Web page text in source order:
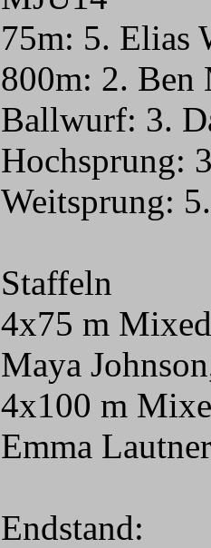
75m: 5. Elias
800m: 2. Ben
Ballwurf: 3.
Hochsprung:
Weitsprung:
Staffeln
4x75 m
Maya
4x100 m
Emma
Endstand: